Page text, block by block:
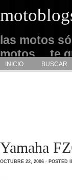
las motos
motos… te
INICIO BUSCAR
Yamaha
OCTUBRE 22, 2006 · POSTED